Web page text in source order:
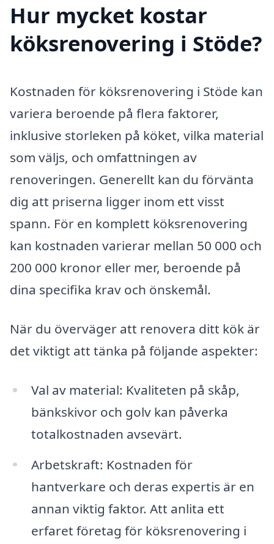
Hur mycket kostar
köksrenovering i Stöde?
Kostnaden för köksrenovering i Stöde kan
variera beroende på flera faktorer,
inklusive storleken på köket, vilka material
som väljs, och omfattningen av
renoveringen. Generellt kan du förvänta
dig att priserna ligger inom ett visst
spann. För en komplett köksrenovering
kan kostnaden varierar mellan 50 000 och
200 000 kronor eller mer, beroende på
dina specifika krav och önskemål.
När du överväger att renovera ditt kök är
det viktigt att tänka på följande aspekter:
Val av material: Kvaliteten på skåp,
bänkskivor och golv kan påverka
totalkostnaden avsevärt.
Arbetskraft: Kostnaden för
hantverkare och deras expertis är en
annan viktig faktor. Att anlita ett
erfaret företag för köksrenovering i